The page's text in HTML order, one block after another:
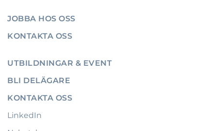
JOBBA HOS OSS
KONTAKTA OSS
UTBILDNINGAR & EVENT
BLI DELÄGARE
KONTAKTA OSS
LinkedIn